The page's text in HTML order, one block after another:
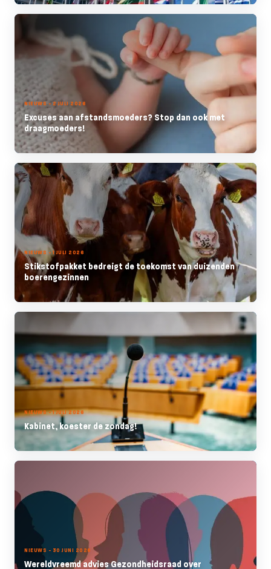
NIEUWS - 2 JULI 2026
Excuses aan afstandsmoeders? Stop dan ook met
draagmoeders!
NIEUWS - 1 JULI 2026
Stikstofpakket bedreigt de toekomst van duizenden
boerengezinnen
NIEUWS - 1 JULI 2026
Kabinet, koester de zondag!
NIEUWS - 30 JUNI 2026
Wereldvreemd advies Gezondheidsraad over